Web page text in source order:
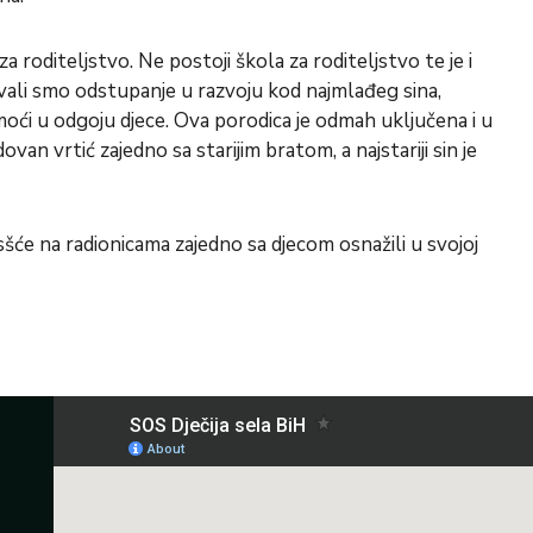
roditeljstvo. Ne postoji škola za roditeljstvo te je i
smo odstupanje u razvoju kod najmlađeg sina,
u odgoju djece. Ova porodica je odmah uključena i u
vrtić zajedno sa starijim bratom, a najstariji sin je
na radionicama zajedno sa djecom osnažili u svojoj